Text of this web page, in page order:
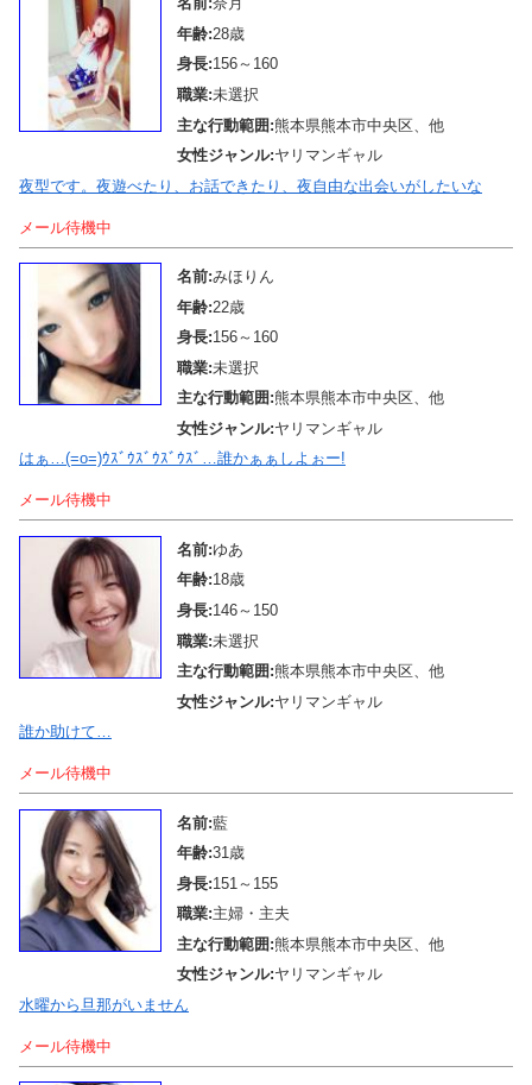
年齢:28歳
身長:156～160
職業:未選択
主な行動範囲:熊本県熊本市中央区、他
女性ジャンル:ヤリマンギャル
夜型です。夜遊べたり、お話できたり、夜自由な出会いがしたいな
メール待機中
名前:みほりん
年齢:22歳
身長:156～160
職業:未選択
主な行動範囲:熊本県熊本市中央区、他
女性ジャンル:ヤリマンギャル
はぁ…(=o=)ｳｽﾞｳｽﾞｳｽﾞｳｽﾞ…誰かぁぁしよぉー!
メール待機中
名前:ゆあ
年齢:18歳
身長:146～150
職業:未選択
主な行動範囲:熊本県熊本市中央区、他
女性ジャンル:ヤリマンギャル
誰か助けて…
メール待機中
名前:藍
年齢:31歳
身長:151～155
職業:主婦・主夫
主な行動範囲:熊本県熊本市中央区、他
女性ジャンル:ヤリマンギャル
水曜から旦那がいません
メール待機中